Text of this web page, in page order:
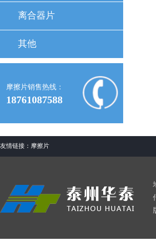
离合器片
其他
摩擦片销售热线：
18761087588
友情链接： 摩擦片